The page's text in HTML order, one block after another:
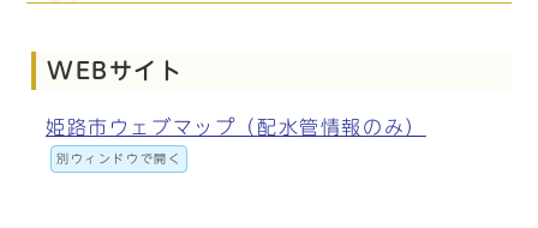
WEBサイト
姫路市ウェブマップ（配水管情報のみ）
別ウィンドウで開く